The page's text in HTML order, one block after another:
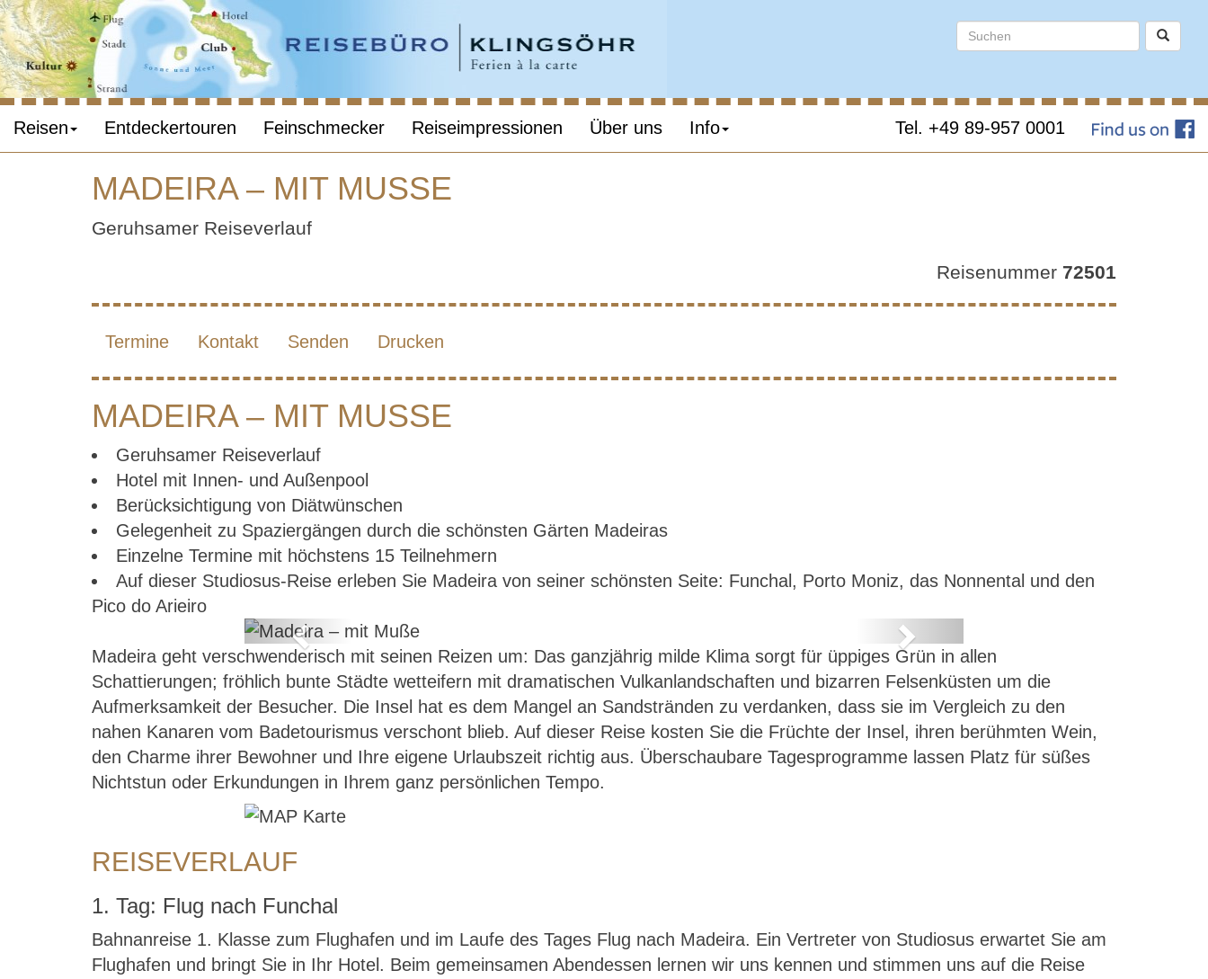
Reisen Entdeckertouren Feinschmecker Reiseimpressionen Über uns Info Tel. +49 89-957 0001
MADEIRA – MIT MUSSE
MADEIRA – MIT MUSSE
Geruhsamer Reiseverlauf
Reisenummer 72501
Termine Kontakt Senden Drucken
MADEIRA – MIT MUSSE
Geruhsamer Reiseverlauf
Hotel mit Innen- und Außenpool
Berücksichtigung von Diätwünschen
Gelegenheit zu Spaziergängen durch die schönsten Gärten Madeiras
Einzelne Termine mit höchstens 15 Teilnehmern
Auf dieser Studiosus-Reise erleben Sie Madeira von seiner schönsten Seite: Funchal, Porto Moniz, das Nonnental und den
Pico do Arieiro
Madeira – mit Muße
Previous
Next
Madeira geht verschwenderisch mit seinen Reizen um: Das ganzjährig milde Klima sorgt für üppiges Grün in allen
Schattierungen; fröhlich bunte Städte wetteifern mit dramatischen Vulkanlandschaften und bizarren Felsenküsten um die
Aufmerksamkeit der Besucher. Die Insel hat es dem Mangel an Sandstränden zu verdanken, dass sie im Vergleich zu den
nahen Kanaren vom Badetourismus verschont blieb. Auf dieser Reise kosten Sie die Früchte der Insel, ihren berühmten Wein,
den Charme ihrer Bewohner und Ihre eigene Urlaubszeit richtig aus. Überschaubare Tagesprogramme lassen Platz für süßes
Nichtstun oder Erkundungen in Ihrem ganz persönlichen Tempo.
REISEVERLAUF
1. Tag: Flug nach Funchal
Bahnanreise 1. Klasse zum Flughafen und im Laufe des Tages Flug nach Madeira. Ein Vertreter von Studiosus erwartet Sie am
Flughafen und bringt Sie in Ihr Hotel. Beim gemeinsamen Abendessen lernen wir uns kennen und stimmen uns auf die Reise